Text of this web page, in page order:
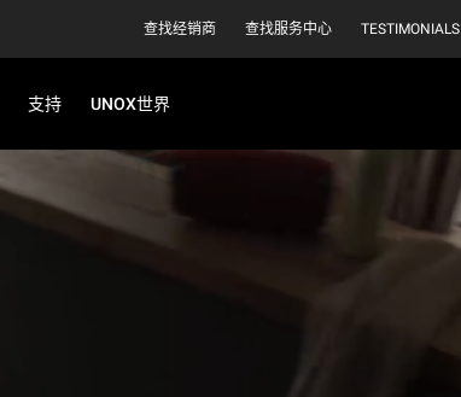
查找经销商 查找服务中心 TESTIMONIALS
支持 UNOX世界